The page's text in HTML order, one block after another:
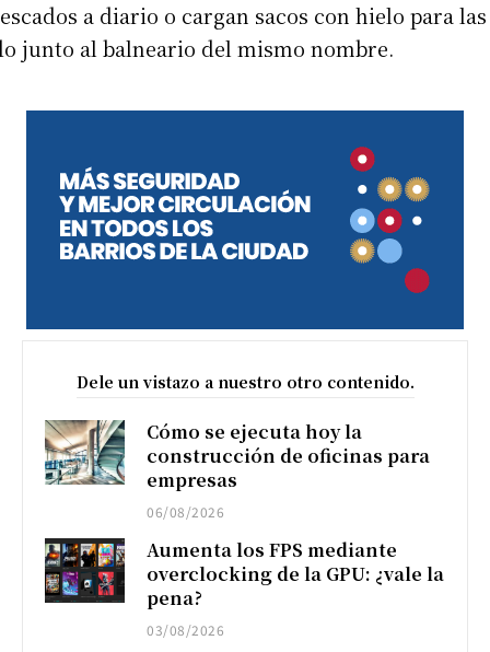
a diario o cargan sacos con hielo para
junto al balneario del mismo nombre.
Dele un vistazo a nuestro otro contenido.
Cómo se ejecuta hoy la
construcción de oficinas para
empresas
06/08/2026
Aumenta los FPS mediante
overclocking de la GPU: ¿vale la
pena?
03/08/2026